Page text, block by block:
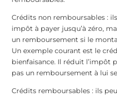
Crédits non remboursables :
impôt à payer jusqu’à zéro,
un remboursement si le
Un exemple courant est le
bienfaisance. Il réduit l’impôt
pas un remboursement à lui
Crédits remboursables : ils